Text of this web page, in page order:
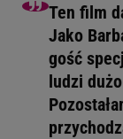
Ten film
Jako
gość
ludzi